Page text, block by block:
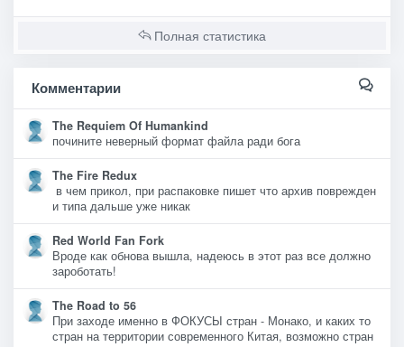
Полная статистика
Комментарии
The Requiem Of Humankind
почините неверный формат файла ради бога
The Fire Redux
в чем прикол, при распаковке пишет что архив поврежден
и типа дальше уже никак
Red World Fan Fork
Вроде как обнова вышла, надеюсь в этот раз все должно
зароботать!
The Road to 56
При заходе именно в ФОКУСЫ стран - Монако, и каких то
стран на территории современного Китая, возможно стран